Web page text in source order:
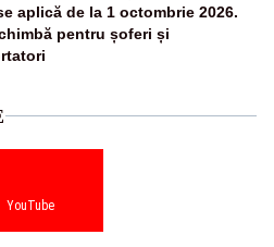
aplică de la 1 octombrie 2026.
pentru șoferi și
YouTube